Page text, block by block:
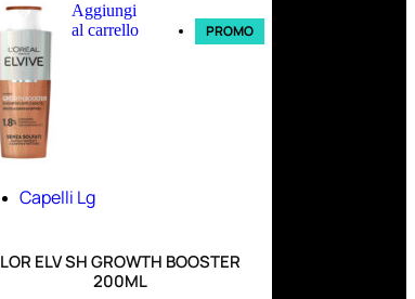
Aggiungi
al carrello
PROMO
Capelli Lg
LOR ELV SH GROWTH BOOSTER
200ML